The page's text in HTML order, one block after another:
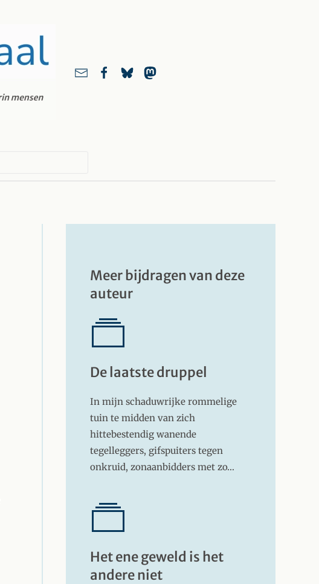
Meer bijdragen van deze
auteur
De laatste druppel
In mijn schaduwrijke rommelige
tuin te midden van zich
hittebestendig wanende
tegelleggers, gifspuiters tegen
onkruid, zonaanbidders met zo…
Het ene geweld is het
andere niet